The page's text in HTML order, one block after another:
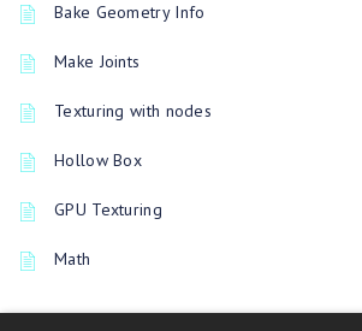
Bake Geometry Info
Make Joints
Texturing with nodes
Hollow Box
GPU Texturing
Math